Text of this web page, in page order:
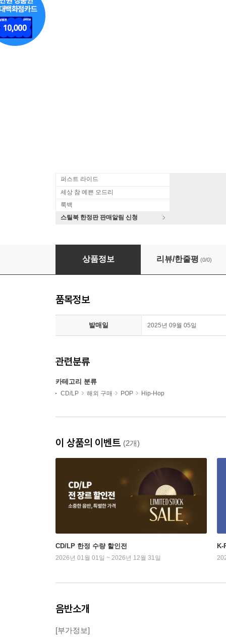
퍼스트 라이드
세상 참 예쁜 오드리
룩백
스틸북 한정판 판매알림 신청
MF Doom - Metal Fingers Presents: Special
상품정보 리뷰/한줄평 (0/0)
품목정보
발매일 2025년 09월 05일
관련분류
카테고리 분류
CD/LP 해외 구매 POP Hip-Hop
이 상품의 이벤트 (2개)
CD/LP 한정 수량 할인전
2026년 01월 01일 ~ 2026년 12월 31일
K-
음반소개
[부가정보]